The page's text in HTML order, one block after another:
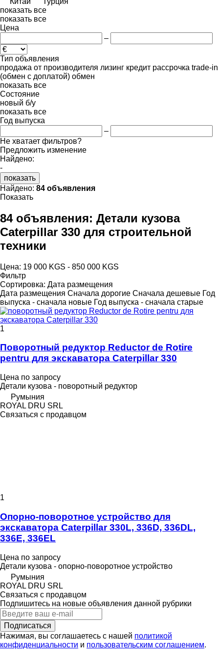
показать все
показать все
Цена
–
Тип объявления
продажа от производителя лизинг кредит рассрочка trade-in
(обмен с доплатой) обмен
показать все
Состояние
новый б/у
показать все
Год выпуска
–
Не хватает фильтров?
Предложить изменение
Найдено:
-
показать
Найдено: 84 объявления
Показать
84 объявления: Детали кузова
Caterpillar 330 для строительной
техники
Цена: 19 000 KGS - 850 000 KGS
Фильтр
Сортировка: Дата размещения
Дата размещения Сначала дорогие Сначала дешевые Год
выпуска - сначала новые Год выпуска - сначала старые
1
Поворотный редуктор Reductor de Rotire
pentru для экскаватора Caterpillar 330
Цена по запросу
Детали кузова - поворотный редуктор
Румыния
ROYAL DRU SRL
Связаться с продавцом
1
Опорно-поворотное устройство для
экскаватора Caterpillar 330L, 336D, 336DL,
336E, 336EL
Цена по запросу
Детали кузова - опорно-поворотное устройство
Румыния
ROYAL DRU SRL
Связаться с продавцом
Подпишитесь на новые объявления данной рубрики
Подписаться
Нажимая, вы соглашаетесь с нашей политикой
конфиденциальности и пользовательским соглашением.